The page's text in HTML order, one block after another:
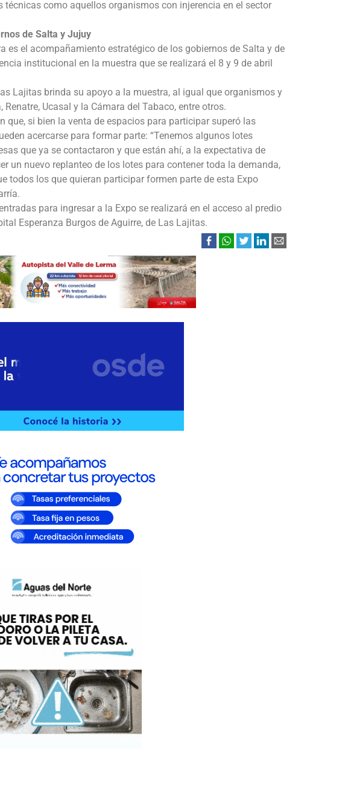
como aquellos organismos con injerencia en el sector
de Salta y Jujuy
es el acompañamiento estratégico de los gobiernos de Salta y de
institucional en la muestra que se realizará el 8 y 9 de abril
Lajitas brinda su apoyo a la muestra, al igual que organismos y
Ucasal y la Cámara del Tabaco, entre otros.
que, si bien la venta de espacios para participar superó las
acercarse para formar parte: “Tenemos algunos lotes
que ya se contactaron y que están ahí, a la expectativa de
un nuevo replanteo de los lotes para contener toda la demanda,
todos los que quieran participar formen parte de esta Expo
para ingresar a la Expo se realizará en el acceso al predio
Esperanza Burgos de Aguirre, de Las Lajitas.